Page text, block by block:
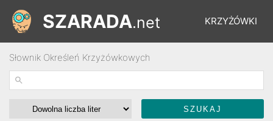
KRZYŻÓWKI
ŁAMIGŁÓWKI
SZARADA.net
Słownik Określeń Krzyżówkowych